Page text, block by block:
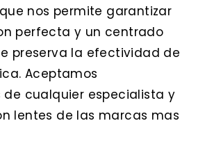
nos permite garantizar
perfecta y un centrado
preserva la efectividad de
Aceptamos
de cualquier especialista y
lentes de las marcas mas